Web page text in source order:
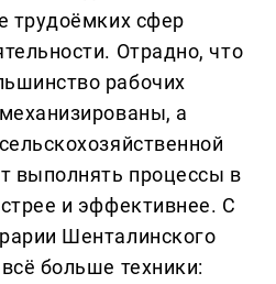
трудоёмких сфер
Отрадно, что
рабочих
а
выполнять процессы в
и эффективнее. С
Шенталинского
больше техники: